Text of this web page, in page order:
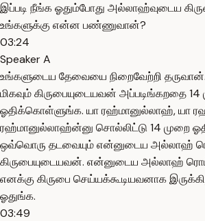
இப்படி நீங்க ஓதும்போது அல்லாஹ்வுடைய
உங்களுக்கு என்ன பண்ணுவான்?
03:24
Speaker A
உங்களுடைய தேவையை நிறைவேற்றி
மிகவும் கிருபையுடையவன் அப்படிங்கறதை 14
ஓதிக்கொள்ளுங்க. யா ரஹ்மானுல்லாஹ், யா
ரஹ்மானுல்லாஹ்ன்னு சொல்லிட்டு 14 முறை
ஒவ்வொரு தடவையும் என்னுடைய அல்லாஹ்
கிருபையுடையவன். என்னுடைய அல்லாஹ்
எனக்கு கிருபை செய்யக்கூடியவனாக
ஓதுங்க.
03:49